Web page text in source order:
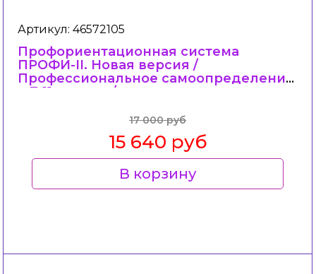
Артикул: 46572105
Профориентационная система
ПРОФИ-II. Новая версия /
Профессиональное самоопределение
в 7-11 классах/.
17 000 руб
15 640 руб
В корзину